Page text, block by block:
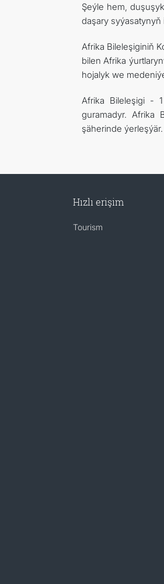
Şeýle hem,
daşary
Afrika Bileleşiginiň
bilen Afrika
hojalyk we
Afrika Bileleşigi -
guramadyr. Afrika
şäherinde ýerleşýär.
Hızlı erişim
Tourism